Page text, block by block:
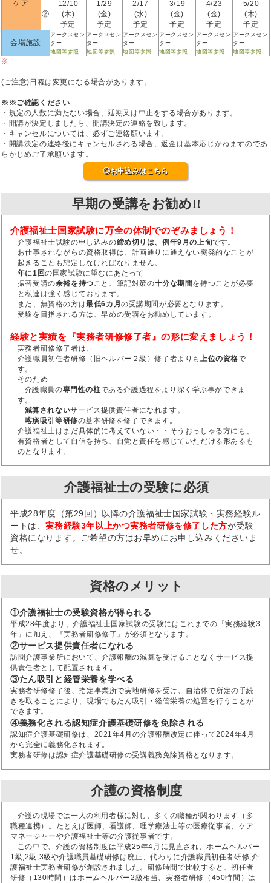
ケア
②
12/10
(木)
予定
1/29
(金)
予定
2/17
(水)
予定
3/19
(金)
予定
4/23
(金)
予定
5/20
(木)
予定
会場施設
アークスセン
ター
地図等参照
アークスセン
ター
地図等参照
アークスセン
ター
地図等参照
アークスセン
ター
地図等参照
アークスセン
ター
地図等参照
アークスセン
ター
地図等参照
※
(ご注意)日程は変更になる場合があります。
※※ご確認ください
・規定の人数に満たない場合、延期又は中止をする場合があります。
・開講が決定しましたら、開講決定の連絡を致します。
・キャンセルについては、必ずご連絡願います。
・開講決定の連絡後にキャンセルされる場合、返金は基本応じかねますのであ
らかじめご了承願います。
◎お申込みはこちら
早期の受講をお勧め!!
介護福祉士国家試験に万全の体制でのぞみましょう！
介護福祉士試験の申し込みの締め切りは、例年9月の上旬です。
お仕事されながらの資格取得は、計画通りに通えない突発的なことが
起きることも想定しなければなりません。
年に1回の国家試験に望むにあたって
振替受講の余裕を持つこと、筆記対策の十分な期間を持つことが必要
と私達は強く感じております。
また、無資格の方は最低6カ月の受講期間が必要となります。
受験を目指される方は、早めの受講をお勧めしています。
経験と実績を『実務者研修修了者』の形に変えましょう！
実務者研修修了者は、
介護職員初任者研修（旧ヘルパー２級）修了者よりも上位の資格で
す。
そのため
介護職員の専門性の柱である介護過程をより深く学ぶ事ができま
す。
減算されないサービス提供責任者になれます。
喀痰吸引等研修の基本研修を修了できます。
介護福祉士はまだ具体的に考えていない・・そうおっしゃる方にも、
有資格者として自信を持ち、自覚と責任を感じていただける形あるも
のとなります。
介護福祉士の受験に必須
平成28年度（第29回）以降の介護福祉士国家試験・実務経験ル
ートは、実務経験3年以上かつ実務者研修を修了した方が受験
資格になります。ご希望の方はお早めにお申し込みくださいま
せ。
資格のメリット
①介護福祉士の受験資格が得られる
平成28年度より、介護福祉士国家試験の受験にはこれまでの『実務経験3
年』に加え、『実務者研修修了』が必須となります。
②サービス提供責任者になれる
訪問介護事業所において、介護報酬の減算を受けることなくサービス提
供責任者として配置されます。
③たん吸引と経管栄養を学べる
実務者研修修了後、指定事業所で実地研修を受け、自治体で所定の手続
きを取ることにより、現場でもたん吸引・経管栄養の処置を行うことが
できます。
④義務化される認知症介護基礎研修を免除される
認知症介護基礎研修は、2021年4月の介護報酬改定に伴って2024年4月
から完全に義務化されます。
実務者研修は認知症介護基礎研修の受講義務免除資格となります。
介護の資格制度
介護の現場では一人の利用者様に対し、多くの職種が関わります（多
職種連携）。たとえば医師、看護師、理学療法士等の医療従事者、ケア
マネージャーや介護福祉士等の介護従事者です。
この中で、介護の資格制度は平成25年4月に見直され、ホームヘルパー
1級,2級,3級や介護職員基礎研修は廃止、代わりに介護職員初任者研修,介
護福祉士実務者研修が創設されました。研修時間で比較すると、初任者
研修（130時間）はホームヘルパー2級相当、実務者研修（450時間）は